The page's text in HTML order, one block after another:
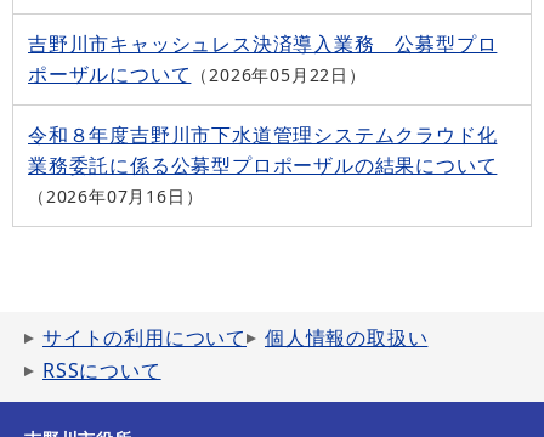
吉野川市キャッシュレス決済導入業務 公募型プロ
ポーザルについて
2026年05月22日
令和８年度吉野川市下水道管理システムクラウド化
業務委託に係る公募型プロポーザルの結果について
2026年07月16日
サイトの利用について
個人情報の取扱い
RSSについて